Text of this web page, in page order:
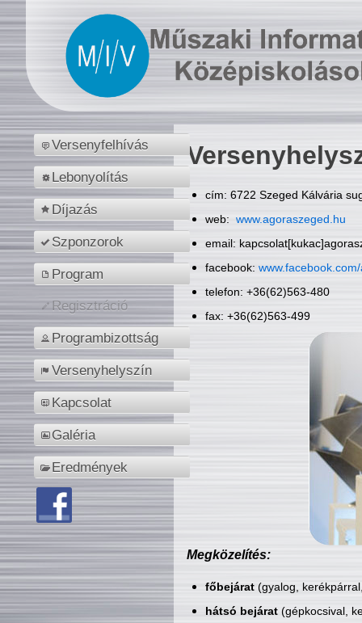
Versenyfelhívás
Lebonyolítás
Díjazás
Szponzorok
Program
Regisztráció
Programbizottság
Versenyhelyszín
Kapcsolat
Galéria
Eredmények
cím: 6722 Szeged Kálvária
web: www.agoraszeged.hu
email:
facebook:
telefon: +36(62)563-480
fax: +36(62)563-499
Megközelítés:
főbejárat(gyalog,
hátsó bejárat(gépkocsival,